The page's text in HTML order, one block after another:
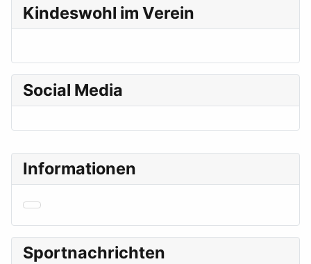
Informationen
Sportnachrichten
Kindeswohl im Verein
Social Media